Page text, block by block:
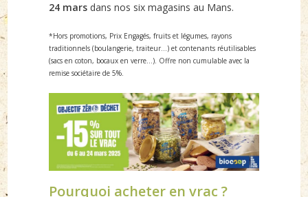
24 mars dans nos six magasins au Mans.
*Hors promotions, Prix Engagés, fruits et légumes, rayons
traditionnels (boulangerie, traiteur…) et contenants réutilisables
(sacs en coton, bocaux en verre…). Offre non cumulable avec la
remise sociétaire de 5%.
Pourquoi acheter en vrac ?